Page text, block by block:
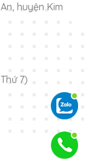
huyện Kim
7)